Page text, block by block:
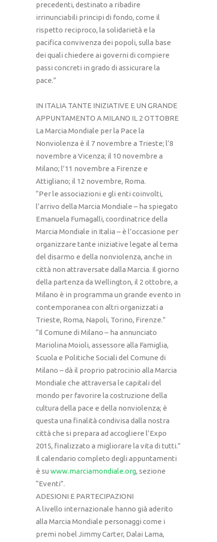
precedenti, destinato a ribadire
irrinunciabili principi di fondo, come il
rispetto reciproco, la solidarietà e la
pacifica convivenza dei popoli, sulla base
dei quali chiedere ai governi di compiere
passi concreti in grado di assicurare la
pace.”
IN ITALIA TANTE INIZIATIVE E UN GRANDE
APPUNTAMENTO A MILANO IL 2 OTTOBRE
La Marcia Mondiale per la Pace la
Nonviolenza è il 7 novembre a Trieste; l’8
novembre a Vicenza; il 10 novembre a
Milano; l’11 novembre a Firenze e
Attigliano; il 12 novembre, Roma.
“Per le associazioni e gli enti coinvolti,
l’arrivo della Marcia Mondiale – ha spiegato
Emanuela Fumagalli, coordinatrice della
Marcia Mondiale in Italia – è l’occasione per
organizzare tante iniziative legate al tema
del disarmo e della nonviolenza, anche in
città non attraversate dalla Marcia. Il giorno
della partenza da Wellington, il 2 ottobre, a
Milano è in programma un grande evento in
contemporanea con altri organizzati a
Trieste, Roma, Napoli, Torino, Firenze.”
“Il Comune di Milano – ha annunciato
Mariolina Moioli, assessore alla Famiglia,
Scuola e Politiche Sociali del Comune di
Milano – dà il proprio patrocinio alla Marcia
Mondiale che attraversa le capitali del
mondo per favorire la costruzione della
cultura della pace e della nonviolenza; è
questa una finalità condivisa dalla nostra
città che si prepara ad accogliere l’Expo
2015, finalizzato a migliorare la vita di tutti.”
Il calendario completo degli appuntamenti
è su www.marciamondiale.org, sezione
“Eventi”.
ADESIONI E PARTECIPAZIONI
A livello internazionale hanno già aderito
alla Marcia Mondiale personaggi come i
premi nobel Jimmy Carter, Dalai Lama,